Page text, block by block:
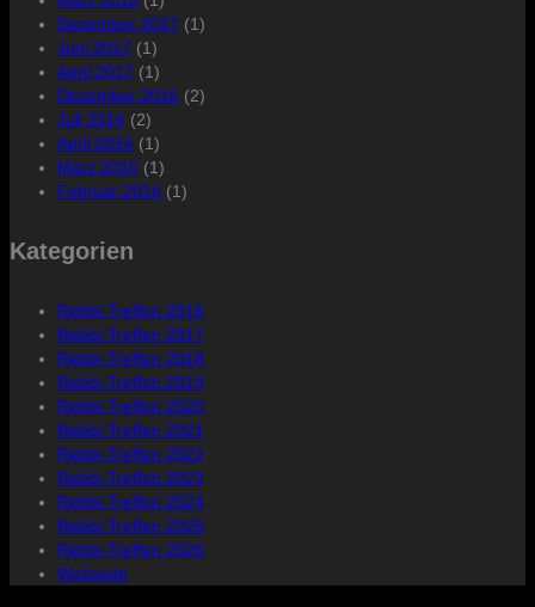
Dezember 2017 (1)
Juni 2017 (1)
April 2017 (1)
Dezember 2016 (2)
Juli 2016 (2)
April 2016 (1)
März 2016 (1)
Februar 2016 (1)
Kategorien
Rebbi-Treffen 2016
Rebbi-Treffen 2017
Rebbi-Treffen 2018
Rebbi-Treffen 2019
Rebbi-Treffen 2020
Rebbi-Treffen 2021
Rebbi-Treffen 2022
Rebbi-Treffen 2023
Rebbi-Treffen 2024
Rebbi-Treffen 2025
Rebbi-Treffen 2026
Webseite